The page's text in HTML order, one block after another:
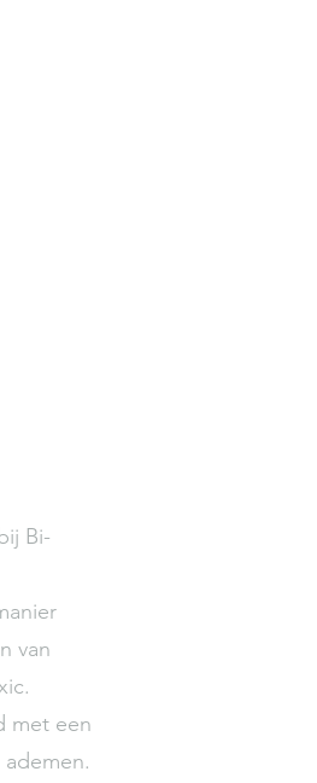
Bi-
van
met een